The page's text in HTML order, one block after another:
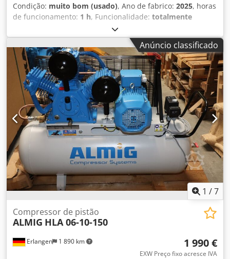
Condição: muito bom (usado), Ano de fabrico: 2025, horas
de funcionamento: 1 h, Funcionalidade: totalmente
, número da máquina/veículo:
exposição (disponível imediatamente): RENNER Riko 960/B-
S Compressor de pistão com chave estrela-triângulo com
capota de isolamento acústico Dados técnicos: Potência do
motor: 5,5 kW Crsdpfxjxzgilo Agrjf Tensão nominal: 400 V
Pressão máx.: 10 bar Capacidade de fornecimento a 7 bar:
740 l/min Cilindros / estágios: 2/2 Nível de ruído: 69 dB(A)
Dimensões C x L x A: 985 x 722 x 802 mm Peso: 206 kg
Envio mediante custo adicional possível. Oferta de leasing
do nosso banco parceiro disponível para empresas.
Aquisição ao final do contrato mediante pagamento de
parcela final possível. Sujeito à aprovação de crédito.
Temos sempre uma grande seleção de compressores
novos e usados em stock! Disponibilidade imediata.
Anúncio classificado
1 /7
Erlangen 1 890 km
Compressor de pistão
ALMIG HLA 06-10-150
1 990 €
EXW Preço fixo acresce IVA